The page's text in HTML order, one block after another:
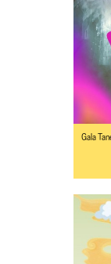
Gala